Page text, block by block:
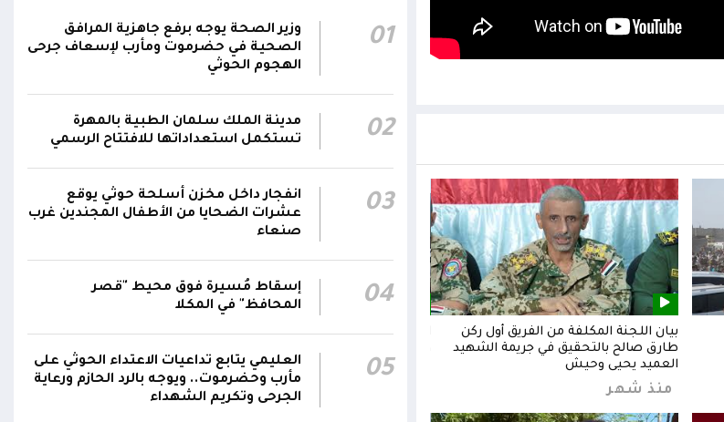
بيان اللجنة المكلفة من الفريق أول ركن
طارق صالح بالتحقيق في جريمة الشهيد
العميد يحيى وحيش
منذ شهر
المقاومة الوطنية تودع بتشييع رسمي
منذ شهر
تشييع مهيب لجثمان الشهيد
مقاومة وطنية إلى مثواه الأخير
منذ شهر
الناطق باسم القوات المسلحة: نفذنا عملاً
عسكرياً ضد العناصر الحوثية الإرهابية وعتادها
04:17
الحيمة بالتحيتا وحيس جنوب الحديدة
01:13
أقر #مجلس_الدفاع_الوطني استمرار انعقاده
بصورة دائمة لمتابعة التطورات الميدانية والأمنية
واتخاذ ما يلزم من إجراءات بصورة عاجلة ومستمرة
بما يضمن سرعة الاستجابة للتصعيد الحوثي
والتعامل مع تداعياته على مختلف المستويات
01
وزير الصحة يوجه برفع جاهزية المرافق
الصحية في حضرموت ومأرب لإسعاف جرحى
الهجوم الحوثي
02
مدينة الملك سلمان الطبية بالمهرة
تستكمل استعداداتها للافتتاح الرسمي
03
انفجار داخل مخزن أسلحة حوثي يوقع
عشرات الضحايا من الأطفال المجندين غرب
صنعاء
04
إسقاط مُسيرة فوق محيط "قصر
المحافظ" في المكلا
05
العليمي يتابع تداعيات الاعتداء الحوثي على
مأرب وحضرموت.. ويوجه بالرد الحازم ورعاية
الجرحى وتكريم الشهداء